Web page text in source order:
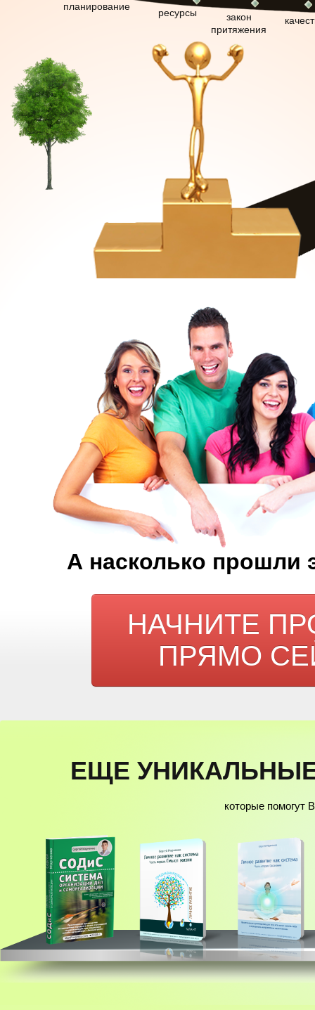
А насколько прошли
НАЧНИТЕ
ПРЯМО
планирование
ресурсы
закон
притяжения
ЕЩЕ
которые помогут